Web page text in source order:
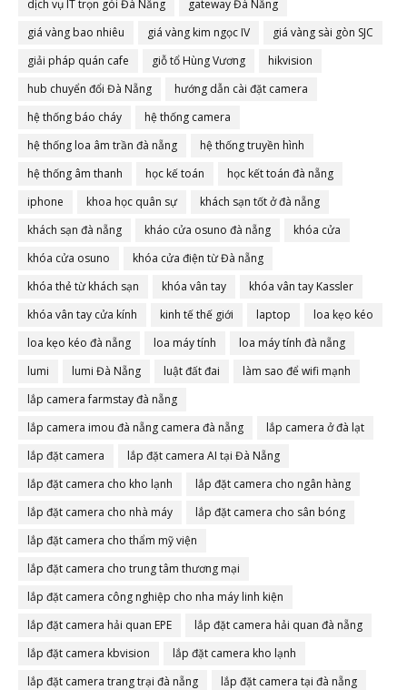
dịch vụ IT trọn gói Đà Nẵng
gateway Đà Nẵng
giá vàng bao nhiêu
giá vàng kim ngọc IV
giá vàng sài gòn SJC
giải pháp quán cafe
giỗ tổ Hùng Vương
hikvision
hub chuyển đổi Đà Nẵng
hướng dẫn cài đặt camera
hệ thống báo cháy
hệ thống camera
hệ thống loa âm trần đà nẵng
hệ thống truyền hình
hệ thống âm thanh
học kế toán
học kết toán đà nẵng
iphone
khoa học quân sự
khách sạn tốt ở đà nẵng
khách sạn đà nẵng
kháo cửa osuno đà nẵng
khóa cửa
khóa cửa osuno
khóa cửa điện từ Đà nẵng
khóa thẻ từ khách sạn
khóa vân tay
khóa vân tay Kassler
khóa vân tay cửa kính
kinh tế thế giới laptop
loa kẹo kéo
loa kẹo kéo đà nẵng
loa máy tính
loa máy tính đà nẵng
lumi
lumi Đà Nẵng luật đất đai
làm sao để wifi mạnh
lắp camera farmstay đà nẵng
lắp camera imou đà nẵng camera đà nẵng
lắp camera ở đà lạt
lắp đặt camera
lắp đặt camera AI tại Đà Nẵng
lắp đặt camera cho kho lạnh
lắp đặt camera cho ngân hàng
lắp đặt camera cho nhà máy
lắp đặt camera cho sân bóng
lắp đặt camera cho thẩm mỹ viện
lắp đặt camera cho trung tâm thương mại
lắp đặt camera công nghiệp cho nha máy linh kiện
lắp đặt camera hải quan EPE
lắp đặt camera hải quan đà nẵng
lắp đặt camera kbvision
lắp đặt camera kho lạnh
lắp đặt camera trang trại đà nẵng
lắp đặt camera tại đà nẵng